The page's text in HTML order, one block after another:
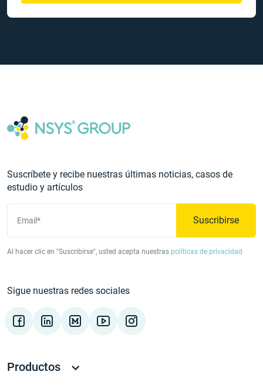
Suscríbete y recibe nuestras últimas noticias, casos de
estudio y artículos
Email* Suscribirse
Al hacer clic en "Suscribirse", usted acepta nuestras políticas de privacidad
Sigue nuestras redes sociales
Productos